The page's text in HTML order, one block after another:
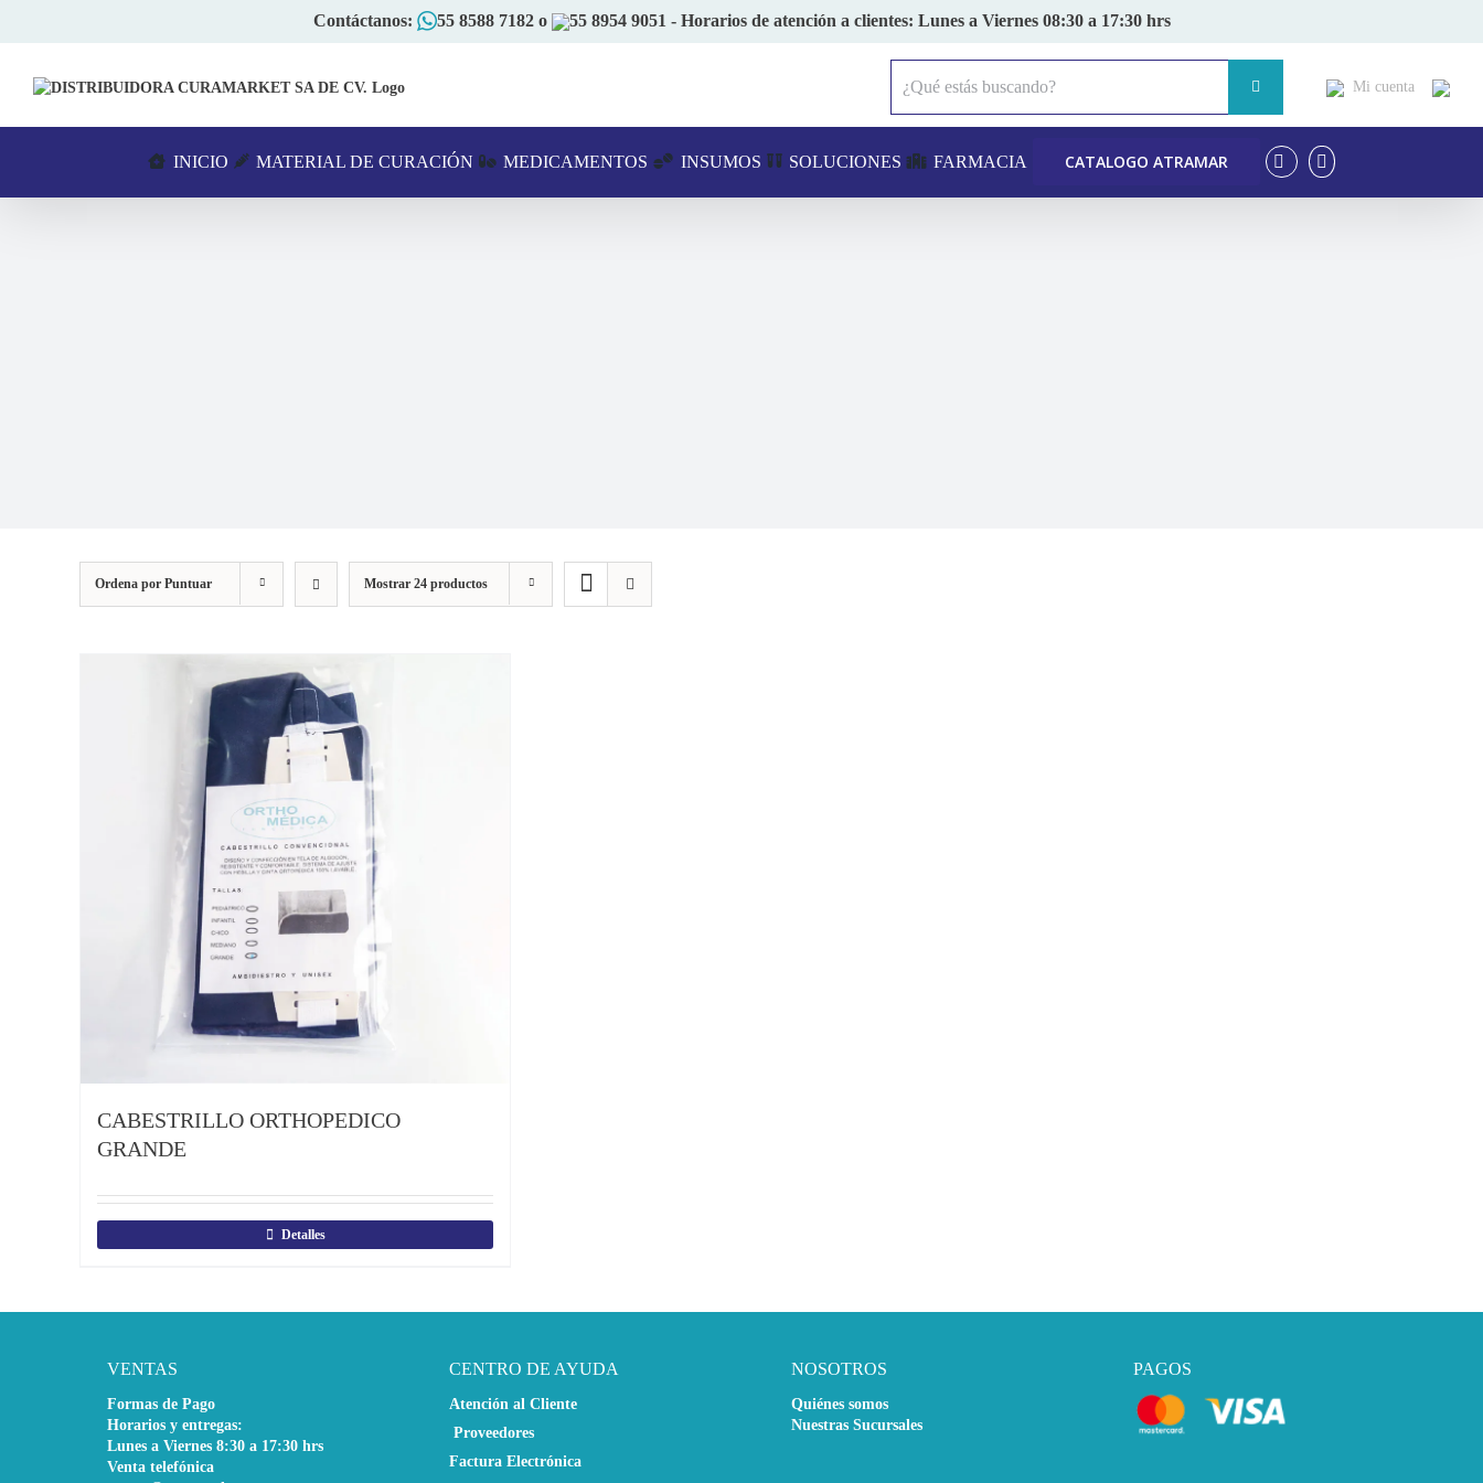
Contáctanos: 55 8588 7182o 55 8954 9051 - Horarios de atención a clientes: Lunes a Viernes 08:30 a 17:30 hrs
Mi cuenta
INICIO MATERIAL DE CURACIÓN MEDICAMENTOS INSUMOS SOLUCIONES FARMACIA CATALOGO ATRAMAR
Ordena por Puntuar Mostrar 24 productos
CABESTRILLO ORTHOPEDICO
GRANDE
Detalles
VENTAS
Formas de Pago
Horarios y entregas:
Lunes a Viernes 8:30 a 17:30 hrs
Venta telefónica
CENTRO DE AYUDA
Atención al Cliente
Proveedores
Factura Electrónica
NOSOTROS
Quiénes somos
Nuestras Sucursales
PAGOS